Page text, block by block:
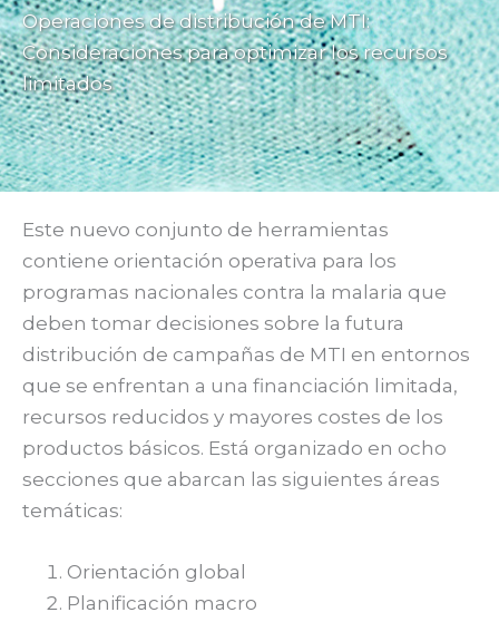
Operaciones de distribución de MTI:
Consideraciones para optimizar los recursos
limitados
Este nuevo conjunto de herramientas
contiene orientación operativa para los
programas nacionales contra la malaria que
deben tomar decisiones sobre la futura
distribución de campañas de MTI en entornos
que se enfrentan a una financiación limitada,
recursos reducidos y mayores costes de los
productos básicos. Está organizado en ocho
secciones que abarcan las siguientes áreas
temáticas:
Orientación global
Planificación macro